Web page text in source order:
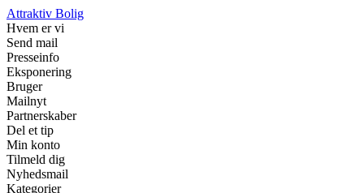
Attraktiv Bolig
Hvem er vi
Send mail
Presseinfo
Eksponering
Bruger
Mailnyt
Partnerskaber
Del et tip
Min konto
Tilmeld dig
Nyhedsmail
Kategorier